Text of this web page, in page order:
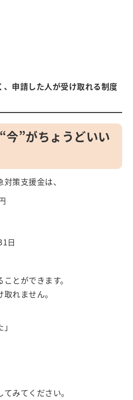
、申請した人が受け取れる制度
今”がちょうどいい
策支援金は、
日
とができます。
れません。
みてください。